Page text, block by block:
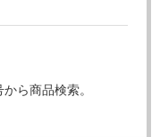
ら商品検索。